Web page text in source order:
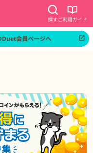
探すご利用ガイド
会員ページへ